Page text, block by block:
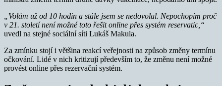
„Volám už od 10 hodin a stále jsem se nedovolal. Nepochopím proč
v 21. století není možné toto řešit online přes systém reservatic,“
uvedl na stejné sociální síti Lukáš Makula.
Za zmínku stojí i většina reakcí veřejnosti na způsob změny termínu
očkování. Lidé v nich kritizují především to, že změnu není možné
provést online přes rezervační systém.